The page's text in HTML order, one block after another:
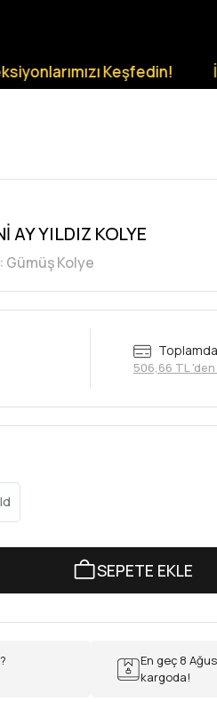
Keşfedin! İpek
AY YILDIZ KOLYE
Gümüş Kolye
506,66 TL
SEPETE EKLE
En geç 8
kargoda!